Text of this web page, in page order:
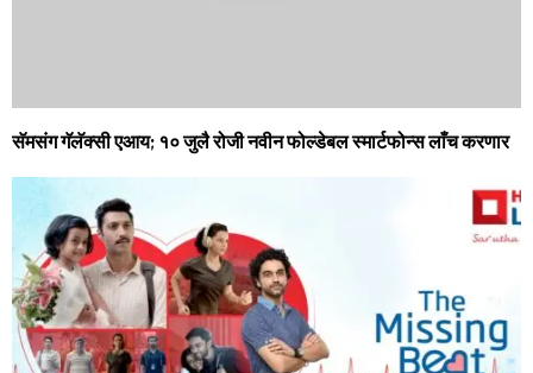
सॅमसंग गॅलॅक्‍सी एआय; १० जुलै रोजी नवीन फोल्‍डेबल स्‍मार्टफोन्‍स लाँच करणार